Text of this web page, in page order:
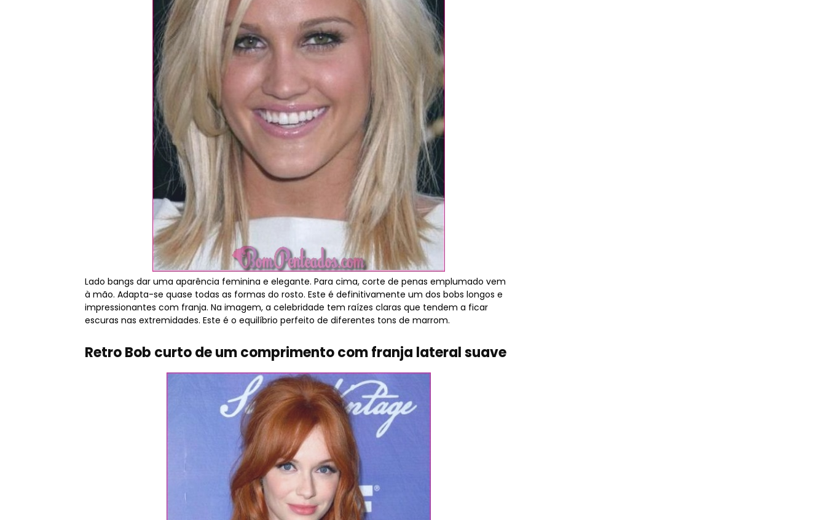
Lado bangs dar uma aparência feminina e elegante. Para cima, corte de penas emplumado vem
à mão. Adapta-se quase todas as formas do rosto. Este é definitivamente um dos bobs longos e
impressionantes com franja. Na imagem, a celebridade tem raízes claras que tendem a ficar
escuras nas extremidades. Este é o equilíbrio perfeito de diferentes tons de marrom.
Retro Bob curto de um comprimento com franja lateral suave